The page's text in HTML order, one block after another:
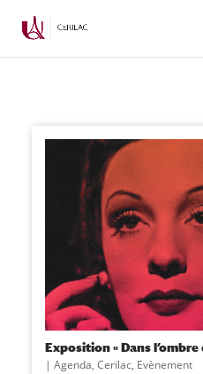
Exposition « Dans l’ombre
| Agenda, Cerilac, Evènement